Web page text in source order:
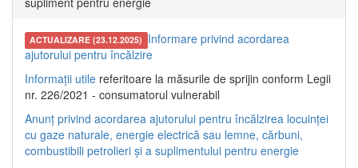
ACTUALIZARE (23.12.2025) Informare privind acordarea
ajutorului pentru încălzire
Informații utile referitoare la măsurile de sprijin conform Legii
nr. 226/2021 - consumatorul vulnerabil
Anunț privind acordarea ajutorului pentru încălzirea locuinței
cu gaze naturale, energie electrică sau lemne, cărbuni,
combustibili petrolieri și a suplimentului pentru energie